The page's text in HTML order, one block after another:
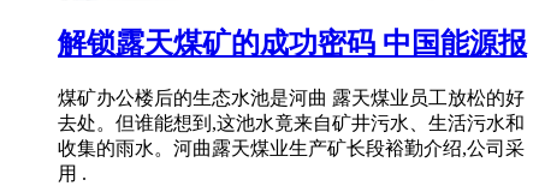
解锁露天煤矿的成功密码 中国能源报
煤矿办公楼后的生态水池是河曲 露天煤业员工放松的好
去处。但谁能想到,这池水竟来自矿井污水、生活污水和
收集的雨水。河曲露天煤业生产矿长段裕勤介绍,公司采
用 .